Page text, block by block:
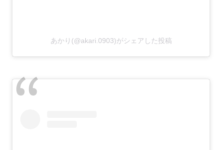
あかり(@akari.0903)がシェアした投稿